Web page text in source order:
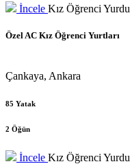
İncele Kız Öğrenci Yurdu
Özel AC Kız Öğrenci Yurtları
Çankaya, Ankara
85 Yatak
2 Öğün
İncele Kız Öğrenci Yurdu